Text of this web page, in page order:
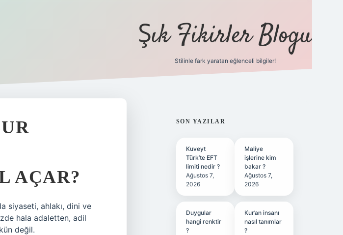
Şık Fikirler Blogu
Stilinle fark yaratan eğlenceli bilgiler!
AÇAR?
siyaseti, ahlakı, dini ve
hala adaletten, adil
değil.
SIDEBAR
SON YAZILAR
Kuveyt
Türk’te EFT
limiti nedir ?
Ağustos 7,
2026
Maliye
işlerine kim
bakar ?
Ağustos 7,
2026
Duygular
hangi renktir
?
Kur’an insanı
nasıl tanımlar
?